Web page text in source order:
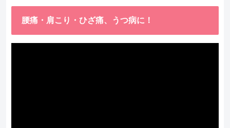
腰痛・肩こり・ひざ痛、うつ病に！